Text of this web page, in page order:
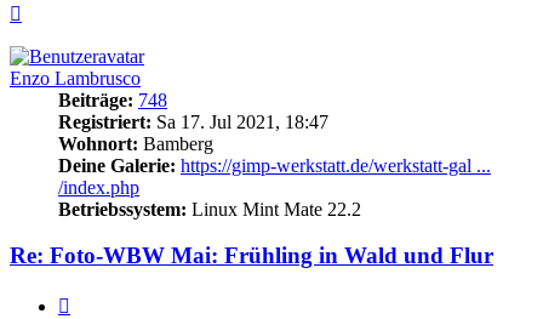
Enzo Lambrusco
Beiträge: 748
Registriert: Sa 17. Jul 2021, 18:47
Wohnort: Bamberg
Deine Galerie: https://gimp-werkstatt.de/werkstatt-gal ...
/index.php
Betriebssystem: Linux Mint Mate 22.2
Re: Foto-WBW Mai: Frühling in Wald und Flur